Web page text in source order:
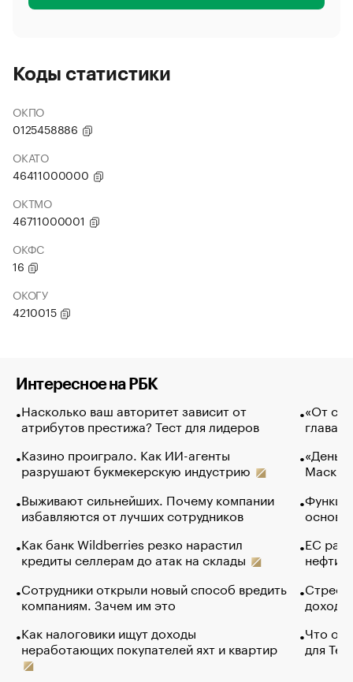
Коды статистики
ОКПО
0125458886
ОКАТО
46411000000
ОКТМО
46711000001
ОКФС
16
ОКОГУ
4210015
Интересное на РБК
Насколько ваш авторитет зависит от
атрибутов престижа? Тест для лидеров
Казино проиграло. Как ИИ-агенты
разрушают букмекерскую индустрию
Выживают сильнейших. Почему компании
избавляются от лучших сотрудников
Как банк Wildberries резко нарастил
кредиты селлерам до атак на склады
Сотрудники открыли новый способ вредить
компаниям. Зачем им это
Как налоговики ищут доходы
неработающих покупателей яхт и квартир
«От
глава
Маск в
основ
ЕС
нефти
Что
для